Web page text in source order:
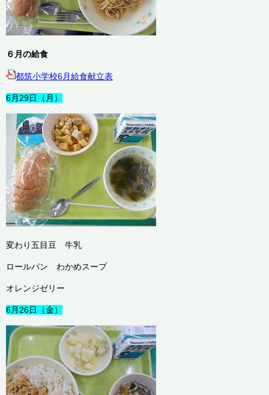
６月の給食
都筑小学校6月給食献立表
6月29日（月）
変わり五目豆 牛乳
ロールパン わかめスープ
オレンジゼリー
6月26日（金）